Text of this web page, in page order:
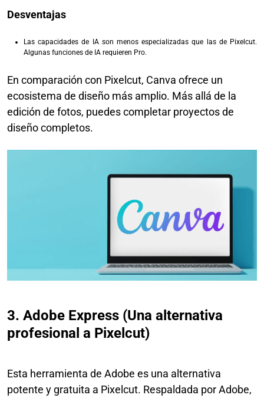
Desventajas
Las capacidades de IA son menos especializadas que las de Pixelcut.
Algunas funciones de IA requieren Pro.
En comparación con Pixelcut, Canva ofrece un
ecosistema de diseño más amplio. Más allá de la
edición de fotos, puedes completar proyectos de
diseño completos.
3. Adobe Express (Una alternativa
profesional a Pixelcut)
Esta herramienta de Adobe es una alternativa
potente y gratuita a Pixelcut. Respaldada por Adobe,